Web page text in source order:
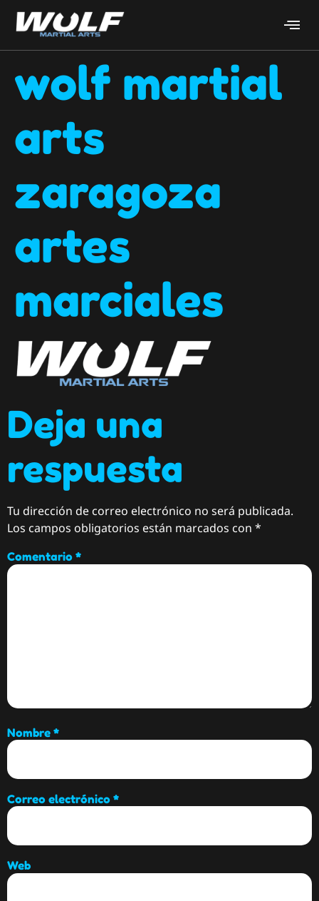
wolf martial
arts
zaragoza
artes
marciales
Deja una
respuesta
Tu dirección de correo electrónico no será publicada.
Los campos obligatorios están marcados con *
Comentario *
Nombre *
Correo electrónico *
Web